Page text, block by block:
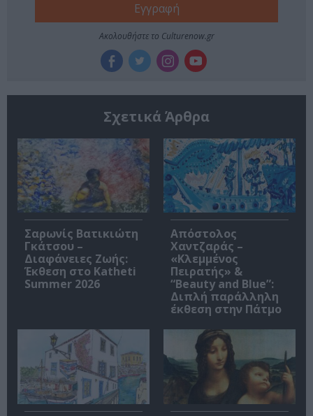
Ακολουθήστε το Culturenow.gr
Σχετικά Άρθρα
Σαρωνίς Βατικιώτη
Γκάτσου –
Διαφάνειες Ζωής:
Έκθεση στο Katheti
Summer 2026
Απόστολος
Χαντζαράς –
«Κλεμμένος
Πειρατής» &
“Beauty and Blue”:
Διπλή παράλληλη
έκθεση στην Πάτμο